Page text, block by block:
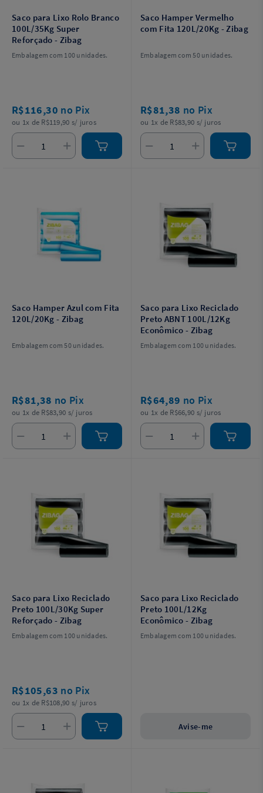
Saco para Lixo Rolo Branco
100L/35Kg Super
Reforçado - Zibag
Embalagem com 100 unidades.
R$116,30 no Pix
ou 1x de R$119,90 s/ juros
Saco Hamper Vermelho
com Fita 120L/20Kg - Zibag
Embalagem com 50 unidades.
R$81,38 no Pix
ou 1x de R$83,90 s/ juros
Saco Hamper Azul com Fita
120L/20Kg - Zibag
Embalagem com 50 unidades.
R$81,38 no Pix
ou 1x de R$83,90 s/ juros
Saco para Lixo Reciclado
Preto ABNT 100L/12Kg
Econômico - Zibag
Embalagem com 100 unidades.
R$64,89 no Pix
ou 1x de R$66,90 s/ juros
Saco para Lixo Reciclado
Preto 100L/30Kg Super
Reforçado - Zibag
Embalagem com 100 unidades.
R$105,63 no Pix
ou 1x de R$108,90 s/ juros
Saco para Lixo Reciclado
Preto 100L/12Kg
Econômico - Zibag
Embalagem com 100 unidades.
Avise-me